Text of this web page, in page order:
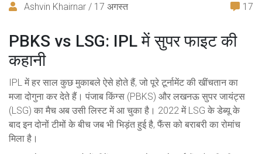
Ashvin Khairnar / 17 अगस्त 17
PBKS vs LSG: IPL में सुपर फाइट की
कहानी
IPL में हर साल कुछ मुकाबले ऐसे होते हैं, जो पूरे टूर्नामेंट की खींचतान का
मजा दोगुना कर देते हैं। पंजाब किंग्स (PBKS) और लखनऊ सुपर जायंट्स
(LSG) का मैच अब उसी लिस्ट में आ चुका है। 2022 में LSG के डेब्यू के
बाद इन दोनों टीमों के बीच जब भी भिड़ंत हुई है, फैंस को बराबरी का रोमांच
मिला है।